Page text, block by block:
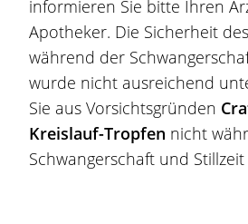
informieren Sie bitte Ihren
Apotheker. Die Sicherheit
während der
wurde nicht ausreichend
Sie aus Vorsichtsgründen
Kreislauf-Tropfen nicht
Schwangerschaft und Stillzeit